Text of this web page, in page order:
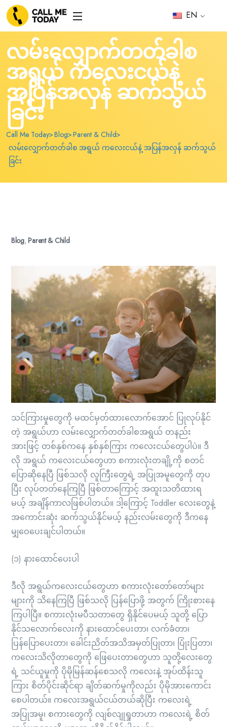
EN
လမ်းလျှောက်တတ်ခါစ
အရွယ် ကလေးငယ်နဲ့
အပြန်အလှန် ဆက်သွယ်
ခြင်း
Call Me Today Blog Parent & Child
လမ်းလျှောက်တတ်ခါစ အရွယ် ကလေးငယ်နဲ့ အပြန်အလှန် ဆက်သွယ်
ခြင်း
Blog,Parent & Child
သင်ကြားမှုတွေကို မထင်မှတ်ထားလောက်အောင် ပြုလုပ်နိုင်
တဲ့ အရွယ်ဟာ လမ်းလျှောက်တတ်ခါစအရွယ် တနည်း
အားဖြင့် တစ်နှစ်ကနေ နှစ်နှစ်ကြား ကလေးငယ်တွေပါပဲ။ ဒီ
လို အရွယ် ကလေးငယ်တွေဟာ စကားလုံးတချို့ကို စတင်
ပြောဆိုနေပြီ ဖြစ်သလို လူကြီးတွေရဲ့ အပြုအမူတွေကို တုပ
ပြီး လုပ်တတ်နေကြပြီ ဖြစ်တာကြောင့် အထူးသတိထားရ
မယ့် အချိန်ကာလဖြစ်ပါတယ်။ ဒါ့ကြောင့် Toddler လေးတွေနဲ့
အကောင်းဆုံး ဆက်သွယ်နိုင်မယ့် နည်းလမ်းတွေကို ဒီကနေ
မျှဝေပေးချင်ပါတယ်။
(၁) နားထောင်ပေးပါ
ဒီလို အရွယ်ကလေးငယ်တွေဟာ စကားလုံးတော်တော်များ
များကို သိနေကြပြီ ဖြစ်သလို ပြန်ပြောဖို့ အတွက် ကြိုးစားနေ
ကြပါပြီ။ စကားလုံးမပီသတာတွေ ရှိနိုင်ပေမယ့် သူတို့ ပြော
နိုင်သလောက်လေးကို နားထောင်ပေးတာ၊ လက်ခံတာ၊
ပြန်ပြောပေးတာ၊ ခေါင်းညိတ်အသိအမှတ်ပြုတာ၊ ပြုံးပြတာ၊
ကလေးသိလိုတာတွေကို ဖြေပေးတာတွေဟာ သူတို့လေးတွေ
ရဲ့ သင်ယူမှုကို ပိုမိုမြန်ဆန်စေသလို ကလေးနဲ့ အုပ်ထိန်းသူ
ကြား စိတ်ပိုင်းဆိုင်ရာ ချိတ်ဆက်မှုကိုလည်း ပိုမိုအားကောင်း
စေပါတယ်။ ကလေးအရွယ်ငယ်တယ်ဆိုပြီး ကလေးရဲ့
အပြုအမူ၊ စကားတွေကို လျစ်လျုရှုတာဟာ ကလေးရဲ့ စိတ်